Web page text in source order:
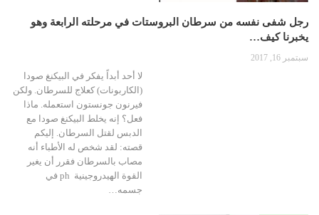
رجل شفى نفسه من سرطان البروستات في مرحلته الرابعة وهو
يخبرنا كيف…
سبتمبر 16, 2017
لا أحد أبداً يفكر في البيكنغ صودا
(الكاربونات) كعلاج للسرطان. ولكن
فيرنون جونستون استعمله. ماذا
فعل؟ إنه يخلط البيكنغ صودا مع
الدبس لقتل السرطان. إليكم
قصته: لقد شخص له الأطباء أنه
مصاب بالسرطان فقرر أن يغير
القوة الهيدروجينية ph في
جسمه…